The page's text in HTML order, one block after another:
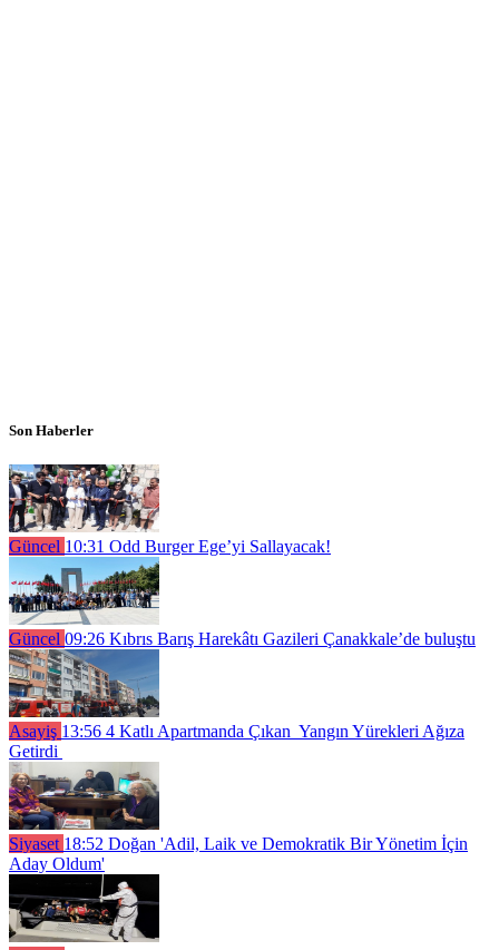
Son Haberler
Güncel 10:31 Odd Burger Ege’yi Sallayacak!
Güncel 09:26 Kıbrıs Barış Harekâtı Gazileri Çanakkale’de buluştu
Asayiş 13:56 4 Katlı Apartmanda Çıkan Yangın Yürekleri Ağıza
Getirdi
Siyaset 18:52 Doğan 'Adil, Laik ve Demokratik Bir Yönetim İçin
Aday Oldum'